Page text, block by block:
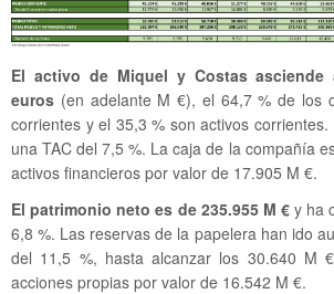
El activo de Miquel y Costas asciende
euros (en adelante M €), el 64,7 % de los
corrientes y el 35,3 % son activos
una TAC del 7,5 %. La caja de la compañía
activos financieros por valor de 17.905 M €.
El patrimonio neto es de 235.955 M € y ha
6,8 %. Las reservas de la papelera han ido
del 11,5 %, hasta alcanzar los 30.640 M
acciones propias por valor de 16.542 M €.